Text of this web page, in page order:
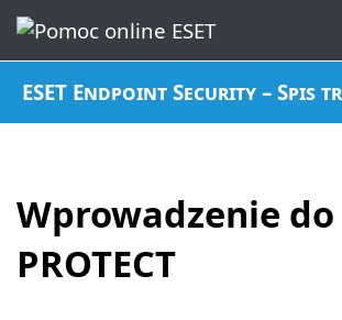
ESET Endpoint Security – Spis
Wprowadzenie do
PROTECT